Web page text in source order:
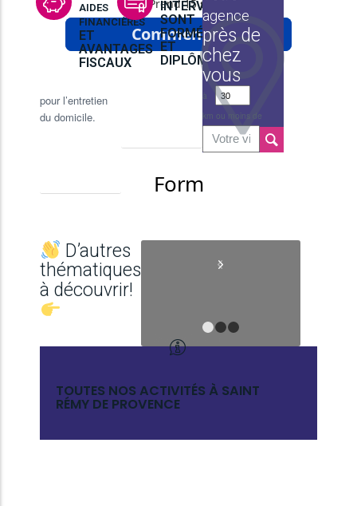
AIDES
FINANCIÈRES
ET
AVANTAGES
FISCAUX
pour l’entretien
du domicile.
INTERVENANTES
SONT
FORMÉES
ET
DIPLÔMÉES
agence
près de
chez
vous
à
km ou moins de
D’autres
thématiques
à découvrir!
Précédent
TOUTES NOS ACTIVITÉS À SAINT
RÉMY DE PROVENCE